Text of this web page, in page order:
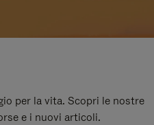
per la vita. Scopri le nostre
e i nuovi articoli.